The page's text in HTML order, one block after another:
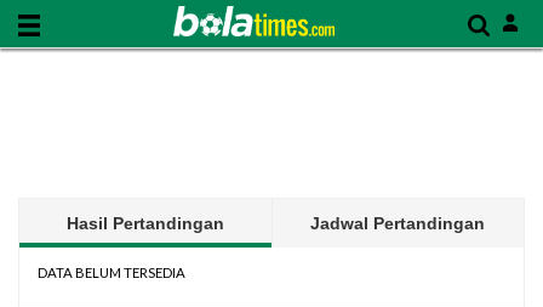
Hasil Pertandingan Jadwal Pertandingan
DATA BELUM TERSEDIA